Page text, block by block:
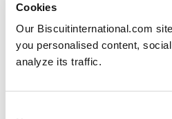
Cookies
Our Biscuitinternational.com
you personalised content,
analyze its traffic.
rijst- en maiswafels
Publié le
20/11/2023
We zijn trots op de